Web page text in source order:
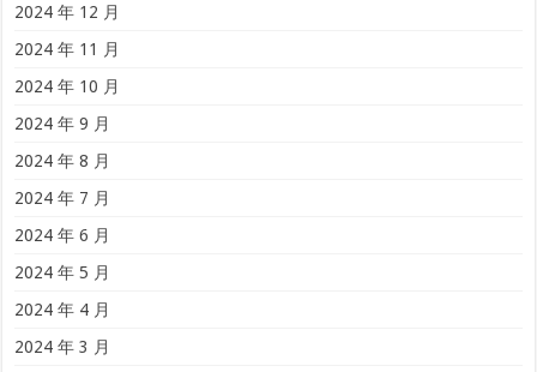
2024 年 12 月
2024 年 11 月
2024 年 10 月
2024 年 9 月
2024 年 8 月
2024 年 7 月
2024 年 6 月
2024 年 5 月
2024 年 4 月
2024 年 3 月